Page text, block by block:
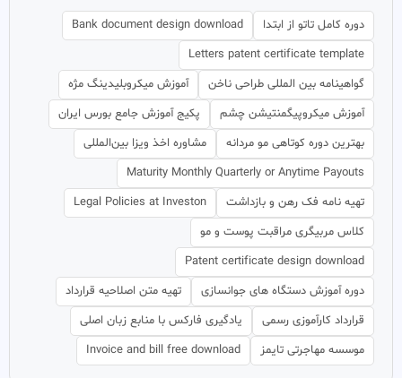
دوره کامل تاتو از ابتدا
Bank document design download
Letters patent certificate template
گواهینامه بین المللی طراحی ناخن
آموزش میکروبلیدینگ مژه
آموزش میکروپیگمنتیشن چشم
پکیج آموزش جامع بورس ایران
بهترین دوره کوتاهی مو مردانه
مشاوره اخذ ویزا بین‌المللی
Maturity Monthly Quarterly or Anytime Payouts
تهیه نامه فک رهن و بازداشت
Legal Policies at Investon
کلاس مربیگری مراقبت پوست و مو
Patent certificate design download
دوره آموزش دستگاه های جوانسازی
تهیه متن اصلاحیه قرارداد
قرارداد کارآموزی رسمی
یادگیری فارکس با منابع زبان اصلی
موسسه مهاجرتی تایمز
Invoice and bill free download